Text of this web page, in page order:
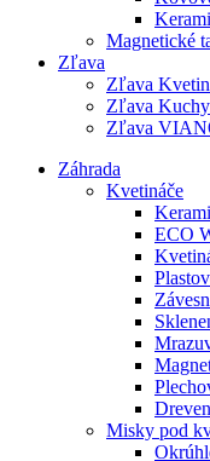
Magnetické
Zľava
Zľava
Zľava
Zľava
Záhrada
Kvetináče
ECO
Misky pod